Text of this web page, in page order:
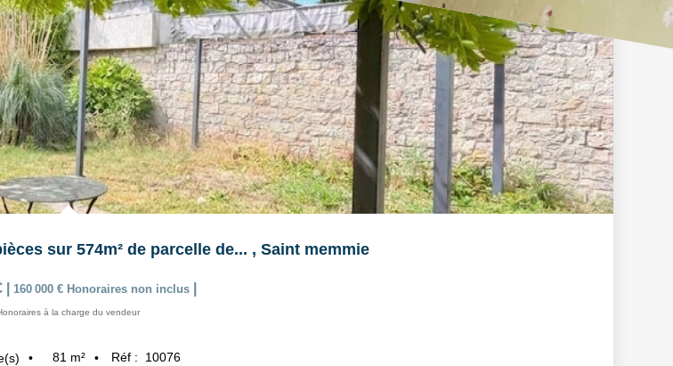
sur 574m² de parcelle de... , Saint memmie
160 000 € Honoraires non inclus
à la charge du vendeur
81 m² Réf : 10076